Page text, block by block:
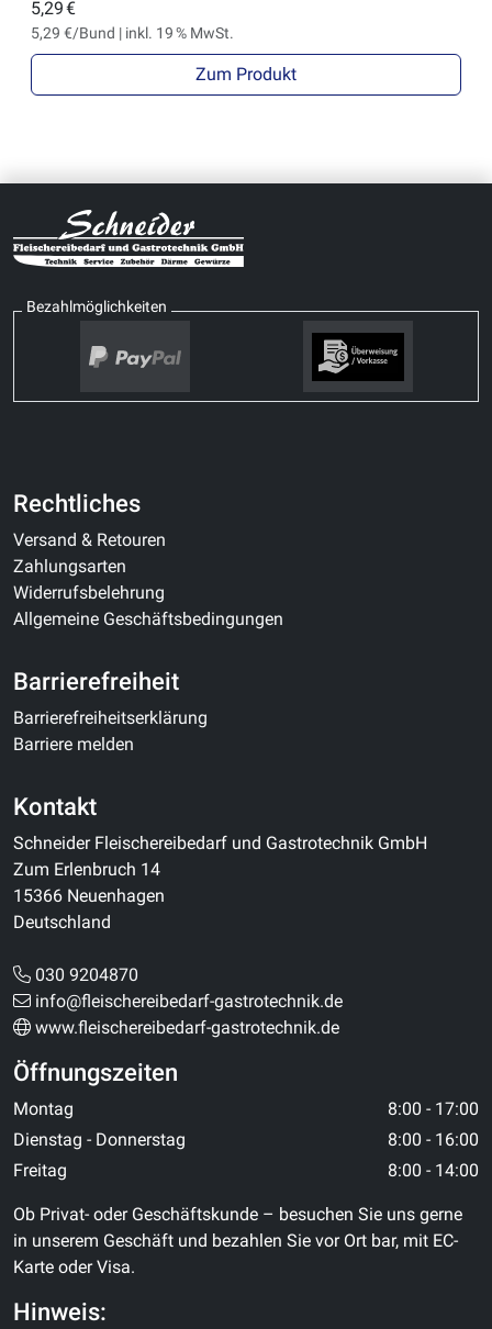
5,29 €
5,29 €/Bund | inkl. 19 % MwSt.
Zum Produkt
Bezahlmöglichkeiten
Rechtliches
Versand & Retouren
Zahlungsarten
Widerrufsbelehrung
Allgemeine Geschäftsbedingungen
Barrierefreiheit
Barrierefreiheitserklärung
Barriere melden
Kontakt
Schneider Fleischereibedarf und Gastrotechnik GmbH
Zum Erlenbruch 14
15366 Neuenhagen
Deutschland
030 9204870
info@fleischereibedarf-gastrotechnik.de
www.fleischereibedarf-gastrotechnik.de
Öffnungszeiten
Montag
8:00 - 17:00
Dienstag - Donnerstag
8:00 - 16:00
Freitag
8:00 - 14:00
Ob Privat- oder Geschäftskunde – besuchen Sie uns gerne
in unserem Geschäft und bezahlen Sie vor Ort bar, mit EC-
Karte oder Visa.
Hinweis: